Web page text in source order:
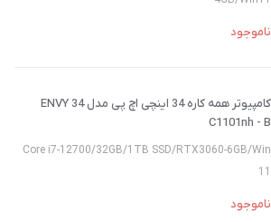
ناموجود
کامپیوتر همه کاره 34 اینچی اچ پی مدل ENVY 34
C1101nh - B
Core i7-12700/32GB/1TB SSD/RTX3060-6GB/Win
11
ناموجود